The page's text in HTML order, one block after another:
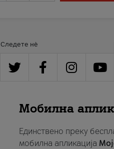
Следете нè
Мобилна
Единствено преку
мобилна апликација